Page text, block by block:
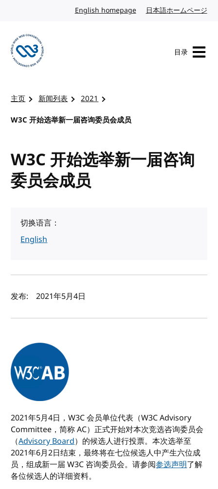
English homepage英文日本語ホームページ
目录
主页 新闻列表
2021
W3C 开始选举新一届咨询委员会成员
W3C 开始选举新一届咨询
委员会成员
切换语言：
English
作者及发布日期
发布: 2021年5月4日
2021年5月4日，W3C 会员单位代表（W3C Advisory
Committee，简称 AC）正式开始对本次竞选咨询委员会
（Advisory Board）的候选人进行投票。本次选举至
2021年6月2日结束，最终将在七位候选人中产生六位成
员，组成新一届 W3C 咨询委员会。请参阅参选声明了解
各位候选人的详细资料。